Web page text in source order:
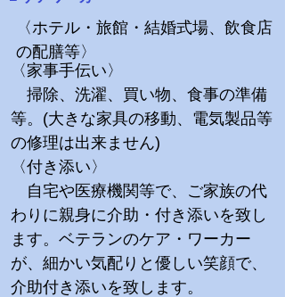
〈家事手伝い〉
掃除、洗濯、買い物、食事の準備
等。(大きな家具の移動、電気製品等
の修理は出来ません)
​〈付き添い〉
自宅や医療機関等で、ご家族の代
わりに親身に介助・付き添いを致し
ます。ベテランのケア・ワーカー
が、細かい気配りと優しい笑顔で、
介助付き添いを致します。
〈ホテル・旅館・結婚式場、飲食店
の配膳等〉